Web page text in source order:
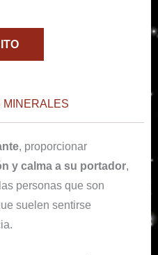
MINERALES
, proporcionar
y calma a su portador,
personas que son
suelen sentirse